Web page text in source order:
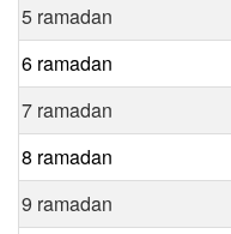
5 ramadan
6 ramadan
7 ramadan
8 ramadan
9 ramadan